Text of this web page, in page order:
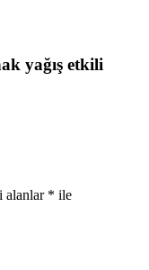
yağış etkili
alanlar * ile